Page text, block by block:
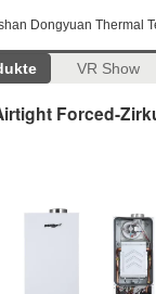
Dongyuan Thermal
VR Show
Forced-